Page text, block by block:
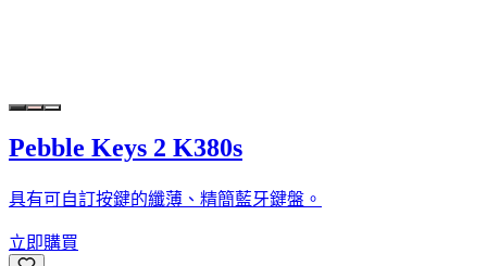
Pebble Keys 2 K380s
具有可自訂按鍵的纖薄、精簡藍牙鍵盤。
立即購買